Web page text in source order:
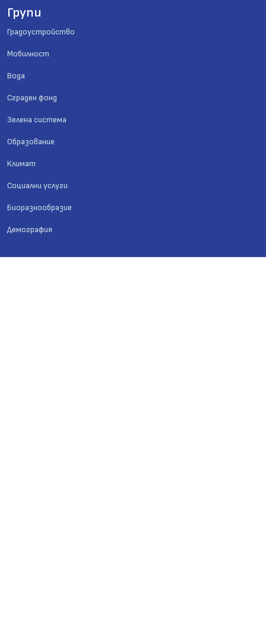
Групи
Градоустройство
Мобилност
Вода
Сграден фонд
Зелена система
Образование
Климат
Социални услуги
Биоразнообразие
Демография